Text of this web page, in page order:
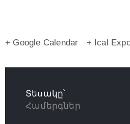
+ Google Calendar + Ical
Տեսակը՝
Համերգներ